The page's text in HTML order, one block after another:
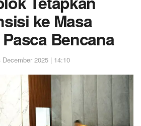
ke Masa
Bencana
December 2025 | 14:10